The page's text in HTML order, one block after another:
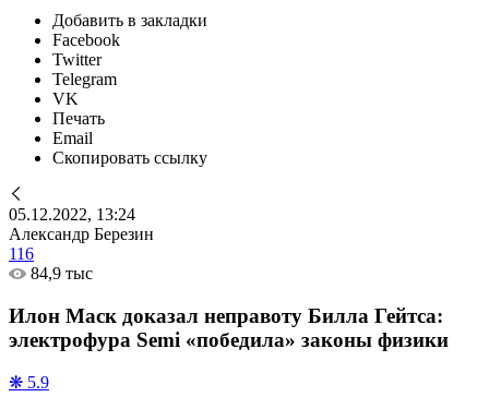
Добавить в закладки
Facebook
Twitter
Telegram
VK
Печать
Email
Скопировать ссылку
05.12.2022, 13:24
Александр Березин
116
84,9 тыс
Илон Маск доказал неправоту Билла Гейтса:
электрофура Semi «победила» законы физики
❋ 5.9